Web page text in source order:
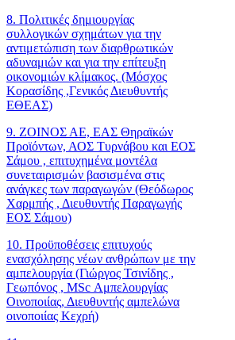
8. Πολιτικές δημιουργίας
συλλογικών σχημάτων για την
αντιμετώπιση των διαρθρωτικών
αδυναμιών και για την επίτευξη
οικονομιών κλίμακος. (Μόσχος
Κορασίδης ,Γενικός Διευθυντής
ΕΘΕΑΣ)
9. ΖΟΙΝΟΣ ΑΕ, ΕΑΣ Θηραϊκών
Προϊόντων, ΑΟΣ Τυρνάβου και ΕΟΣ
Σάμου , επιτυχημένα μοντέλα
συνεταιρισμών βασισμένα στις
ανάγκες των παραγωγών (Θεόδωρος
Χαρμπής , Διευθυντής Παραγωγής
ΕΟΣ Σάμου)
10. Προϋποθέσεις επιτυχούς
ενασχόλησης νέων ανθρώπων με την
αμπελουργία (Γιώργος Τσινίδης ,
Γεωπόνος , MSc Αμπελουργίας
Οινοποιίας, Διευθυντής αμπελώνα
οινοποιίας Κεχρή)